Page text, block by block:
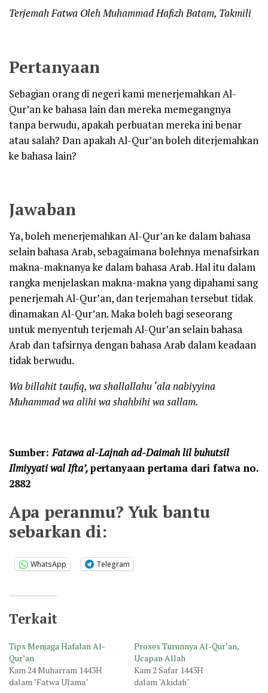
Terjemah Fatwa Oleh Muhammad Hafizh Batam, Takmili
Pertanyaan
Sebagian orang di negeri kami menerjemahkan Al-
Qur’an ke bahasa lain dan mereka memegangnya
tanpa berwudu, apakah perbuatan mereka ini benar
atau salah? Dan apakah Al-Qur’an boleh diterjemahkan
ke bahasa lain?
Jawaban
Ya, boleh menerjemahkan Al-Qur’an ke dalam bahasa
selain bahasa Arab, sebagaimana bolehnya menafsirkan
makna-maknanya ke dalam bahasa Arab. Hal itu dalam
rangka menjelaskan makna-makna yang dipahami sang
penerjemah Al-Qur’an, dan terjemahan tersebut tidak
dinamakan Al-Qur’an. Maka boleh bagi seseorang
untuk menyentuh terjemah Al-Qur’an selain bahasa
Arab dan tafsirnya dengan bahasa Arab dalam keadaan
tidak berwudu.
Wa billahit taufiq, wa shallallahu ‘ala nabiyyina
Muhammad wa alihi wa shahbihi wa sallam.
Sumber:Fatawa al-Lajnah ad-Daimah lil buhutsil
Ilmiyyati walIfta’,pertanyaan pertama dari fatwa no.
2882
Apa peranmu? Yuk bantu
sebarkan di:
WhatsApp Telegram
Terkait
Tips Menjaga Hafalan Al-
Qur’an
Kam 24 Muharram 1443H
dalam "Fatwa Ulama"
Proses Turunnya Al-Qur’an,
Ucapan Allah
Kam 2 Safar 1443H
dalam "Akidah"